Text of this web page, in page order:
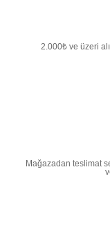
2.000₺ ve üzeri
Mağazadan teslimat